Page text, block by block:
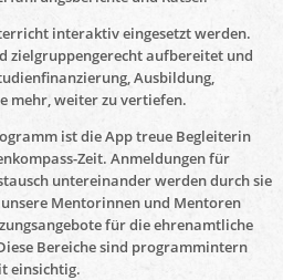
interaktiv eingesetzt werden.
zielgruppengerecht aufbereitet und
Ausbildung,
mehr, weiter zu vertiefen.
ist die App treue Begleiterin
Zeit. Anmeldungen für
untereinander werden durch sie
Mentorinnen und Mentoren
für die ehrenamtliche
Bereiche sind programmintern
einsichtig.